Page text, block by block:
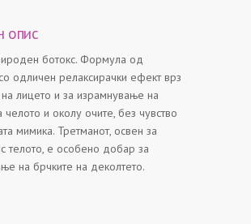
опис
ботокс. Формула од
одличен релаксирачки ефект врз
на лицето и за израмнување на
челото и околу очите, без чувство
мимика. Третманот, освен за
телото, е особено добар за
на брчките на деколтето.